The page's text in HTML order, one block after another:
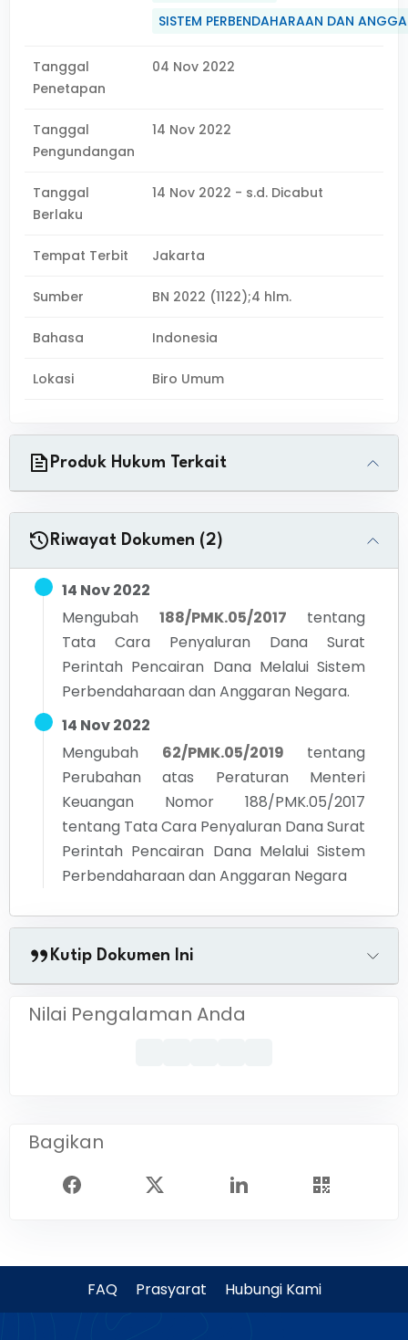
SISTEM PERBENDAHARAAN DAN
Tanggal
Penetapan
04 Nov 2022
Tanggal
Pengundangan
14 Nov 2022
Tanggal
Berlaku
14 Nov 2022 - s.d. Dicabut
Tempat Terbit Jakarta
Sumber BN 2022 (1122);4 hlm.
Bahasa Indonesia
Lokasi Biro Umum
Produk Hukum Terkait
Riwayat Dokumen (2)
14 Nov 2022
Mengubah
188/PMK.05/2017
tentang
Tata Cara Penyaluran Dana Surat
Perintah Pencairan Dana Melalui Sistem
Perbendaharaan dan Anggaran Negara.
14 Nov 2022
Mengubah
62/PMK.05/2019
tentang
Perubahan atas Peraturan Menteri
Keuangan Nomor 188/PMK.05/2017
tentang Tata Cara Penyaluran Dana Surat
Perintah Pencairan Dana Melalui Sistem
Perbendaharaan dan Anggaran Negara
Kutip Dokumen Ini
Nilai Pengalaman Anda
Bagikan
FAQ Prasyarat Hubungi Kami